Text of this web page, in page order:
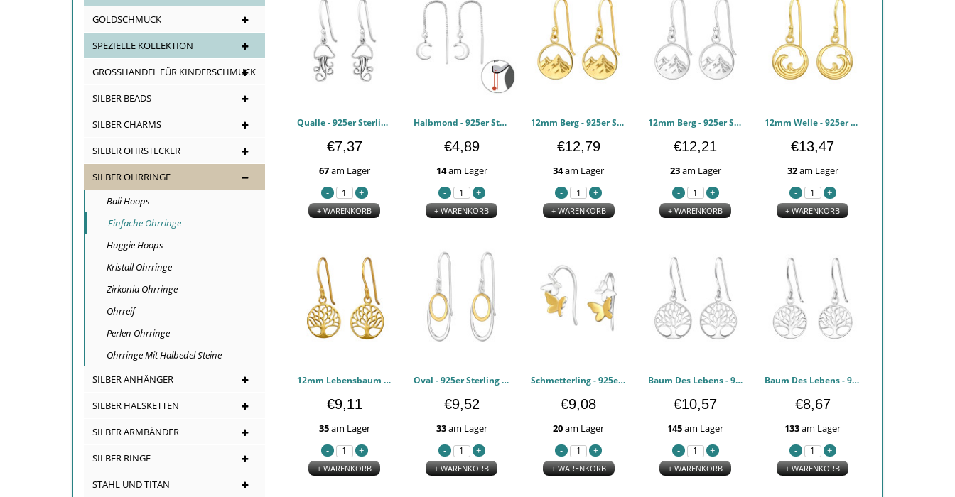
GOLDSCHMUCK
SPEZIELLE KOLLEKTION
GROSSHANDEL FÜR KINDERSCHMUCK
SILBER BEADS
SILBER CHARMS
SILBER OHRSTECKER
SILBER OHRRINGE
Bali Hoops
Einfache Ohrringe
Huggie Hoops
Kristall Ohrringe
Zirkonia Ohrringe
Ohrreif
Perlen Ohrringe
Ohrringe Mit Halbedel Steine
SILBER ANHÄNGER
SILBER HALSKETTEN
SILBER ARMBÄNDER
SILBER RINGE
STAHL UND TITAN
Qualle - 925er Sterling Silber Einfache Ohrringe PCJW50653
€7,37
67am Lager
+ WARENKORB
Halbmond - 925er Sterling Silber Einfache Ohrringe PCJW50401
€4,89
14am Lager
+ WARENKORB
12mm Berg - 925er Sterling Silber Einfache Ohrringe PCJW50321
€12,79
34am Lager
+ WARENKORB
12mm Berg - 925er Sterling Silber Einfache Ohrringe PCJW50320
€12,21
23am Lager
+ WARENKORB
12mm Welle - 925er Sterling Silber Einfache Ohrringe PCJW50319
€13,47
32am Lager
+ WARENKORB
12mm Lebensbaum - 925er Sterling Silber Einfache Ohrringe PCJW49740
€9,11
35am Lager
+ WARENKORB
Oval - 925er Sterling Silber Einfache Ohrringe PCJW49709
€9,52
33am Lager
+ WARENKORB
Schmetterling - 925er Sterling Silber Einfache Ohrringe PCJW49209
€9,08
20am Lager
+ WARENKORB
Baum Des Lebens - 925er Sterling Silber Einfache Ohrringe PCJW49033
€10,57
145am Lager
+ WARENKORB
Baum Des Lebens - 925er Sterling Silber Einfache Ohrringe PCJW49031
€8,67
133am Lager
+ WARENKORB